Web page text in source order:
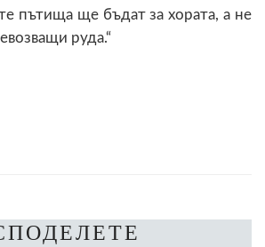
пътища ще бъдат за хората, а не
руда.“